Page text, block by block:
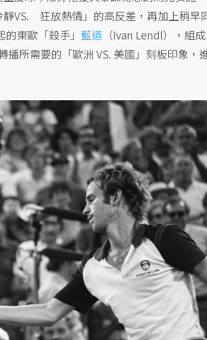
VS. 狂放熱情」的高反差，再加上稍早
東歐「殺手」 藍道 （Ivan Lendl），組成
所需要的「歐洲 VS. 美國」刻板印象，